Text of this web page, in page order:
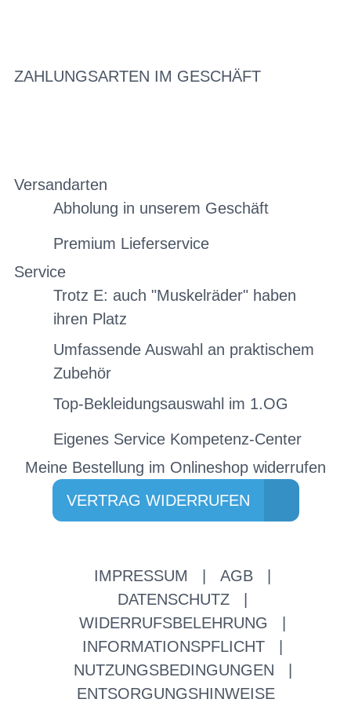
ZAHLUNGSARTEN IM GESCHÄFT
Versandarten
Abholung in unserem Geschäft
Premium Lieferservice
Service
Trotz E: auch "Muskelräder" haben
ihren Platz
Umfassende Auswahl an praktischem
Zubehör
Top-Bekleidungsauswahl im 1.OG
Eigenes Service Kompetenz-Center
Meine Bestellung im Onlineshop widerrufen
VERTRAG WIDERRUFEN
IMPRESSUM AGB
DATENSCHUTZ
WIDERRUFSBELEHRUNG
INFORMATIONSPFLICHT
NUTZUNGSBEDINGUNGEN
ENTSORGUNGSHINWEISE